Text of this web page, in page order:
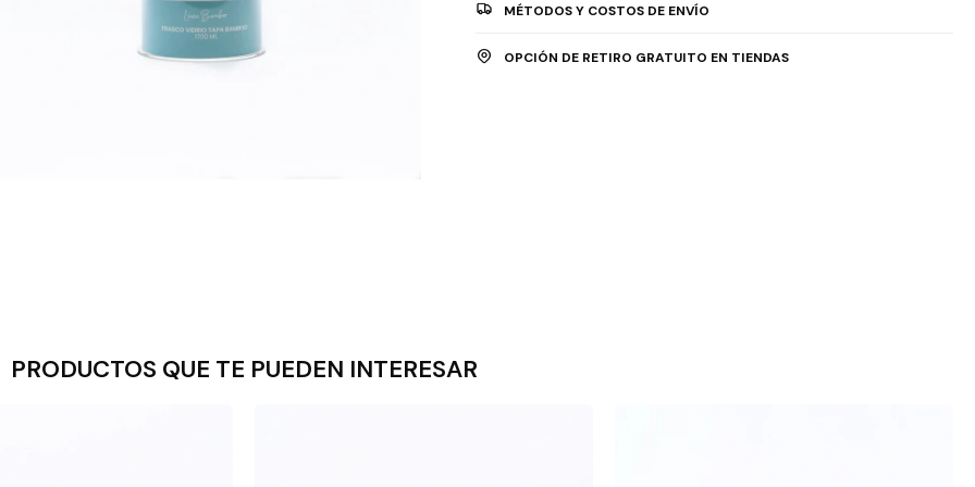
MÉTODOS Y COSTOS DE ENVÍO
OPCIÓN DE RETIRO GRATUITO EN TIENDAS
PRODUCTOS QUE TE PUEDEN INTERESAR